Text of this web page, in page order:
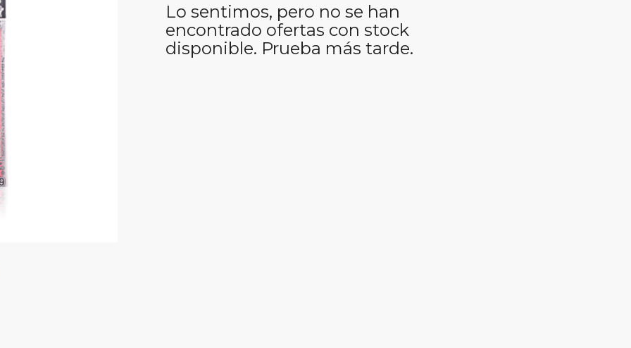
Lo sentimos, pero no se han
encontrado ofertas con stock
disponible. Prueba más tarde.